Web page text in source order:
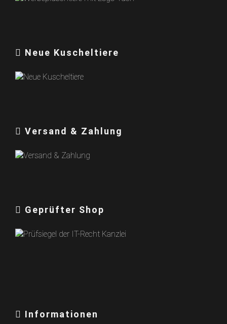
Neue Kuscheltiere
Versand & Zahlung
Geprüfter Shop
Informationen